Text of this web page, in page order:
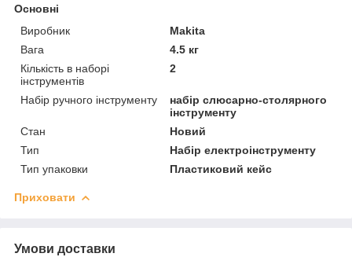
Основні
Виробник
Makita
Вага
4.5 кг
Кількість в наборі
інструментів
2
Набір ручного інструменту
набір слюсарно-столярного
інструменту
Стан
Новий
Тип
Набір електроінструменту
Тип упаковки
Пластиковий кейс
Приховати
Умови доставки